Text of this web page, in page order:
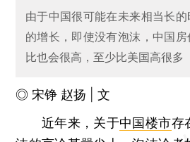
由于中国很可能在未来相当长
的增长，即使没有泡沫，中国
比也会很高，至少比美国高很多
◎ 宋铮 赵扬 | 文
近年来，关于中国楼市存